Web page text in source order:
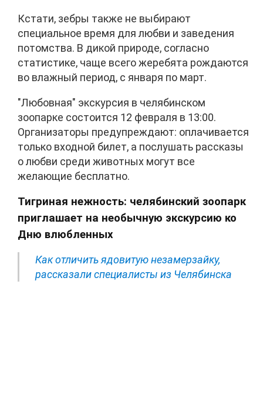
Кстати, зебры также не выбирают
специальное время для любви и заведения
потомства. В дикой природе, согласно
статистике, чаще всего жеребята рождаются
во влажный период, с января по март.
"Любовная" экскурсия в челябинском
зоопарке состоится 12 февраля в 13:00.
Организаторы предупреждают: оплачивается
только входной билет, а послушать рассказы
о любви среди животных могут все
желающие бесплатно.
Тигриная нежность: челябинский зоопарк
приглашает на необычную экскурсию ко
Дню влюбленных
Как отличить ядовитую незамерзайку,
рассказали специалисты из Челябинска